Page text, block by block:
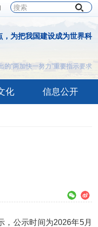
为把我国建设成为世界科
“两加快一努力”重要指示要求
化 信息公开
，公示时间为2026年5月